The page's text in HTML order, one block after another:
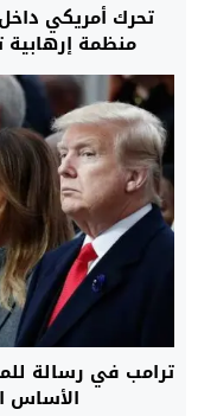
تحرك أمريكي
منظمة إرهابية
ترامب في رسالة
الأساس